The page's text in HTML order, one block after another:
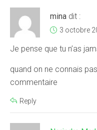
mina dit :
3 octobre
Je pense que tu n’as
quand on ne connais
commentaire
Reply